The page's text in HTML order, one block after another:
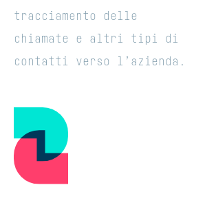
tracciamento delle
chiamate e altri tipi di
contatti verso l’azienda.